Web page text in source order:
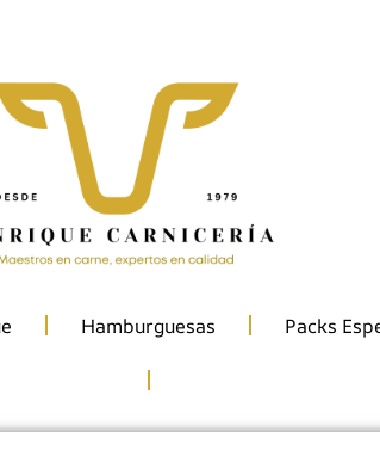
Hamburguesas Packs